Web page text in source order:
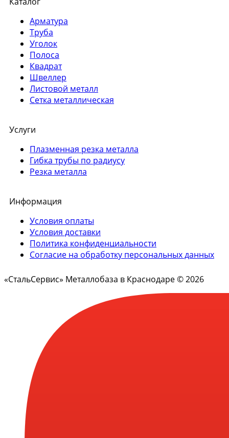
Арматура
Труба
Уголок
Полоса
Квадрат
Швеллер
Листовой металл
Сетка металлическая
Услуги
Плазменная резка металла
Гибка трубы по радиусу
Резка металла
Информация
Условия оплаты
Условия доставки
Политика конфиденциальности
Согласие на обработку персональных данных
«СтальСервис» Металлобаза в Краснодаре © 2026